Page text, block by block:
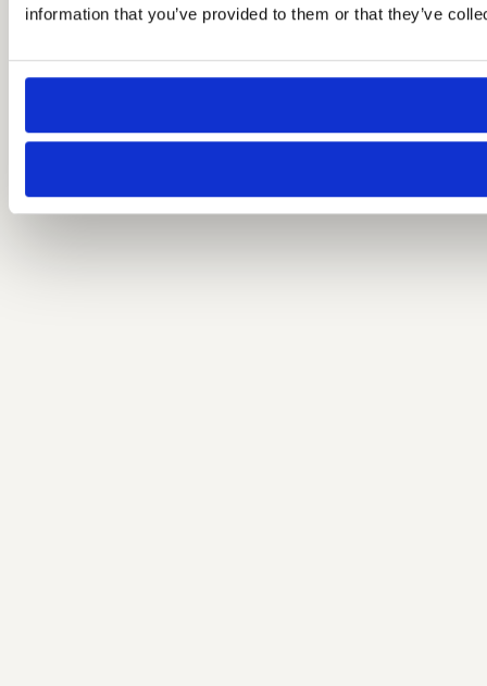
information that you’ve provided to them or that they’ve